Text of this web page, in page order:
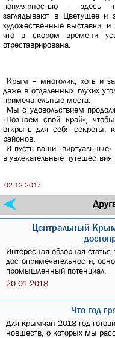
популярностью – здесь
заглядывают в Цветущее и
художественные выставки, и
что в скором времени
отреставрирована.
Крым – многолик, хоть и
даже в отдаленных глухих
примечательные места.
Мы с удовольствием
«Познаем свой край»,
открыть для себя секреты,
районов.
И пусть ваши
в увлекательные
02.12.2017
Центральный
Интересная обзорная
достопримечательности,
промышленный потенциал.
20.01.2018
Что год
Для крымчан 2018 год
новшеств, о которых мы